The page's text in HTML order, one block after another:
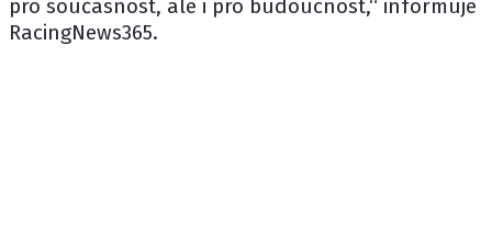
pro současnost, ale i pro budoucnost,“ informuje
RacingNews365.